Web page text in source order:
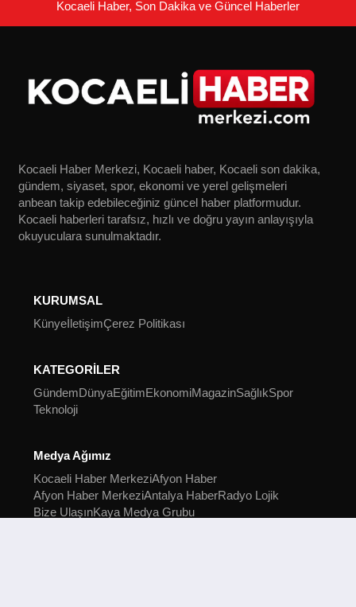
Kocaeli Haber, Son Dakika ve Güncel Haberler
Kocaeli Haber Merkezi, Kocaeli haber, Kocaeli son dakika,
gündem, siyaset, spor, ekonomi ve yerel gelişmeleri
anbean takip edebileceğiniz güncel haber platformudur.
Kocaeli haberleri tarafsız, hızlı ve doğru yayın anlayışıyla
okuyuculara sunulmaktadır.
KURUMSAL
KünyeİletişimÇerez Politikası
KATEGORİLER
GündemDünyaEğitimEkonomiMagazinSağlıkSpor
Teknoloji
Medya Ağımız
Kocaeli Haber MerkeziAfyon Haber
Afyon Haber MerkeziAntalya HaberRadyo Lojik
Bize UlaşınKaya Medya Grubu